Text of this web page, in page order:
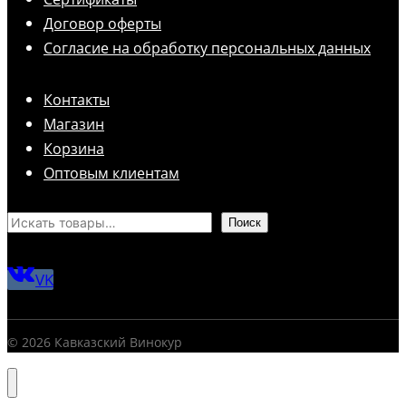
Договор оферты
Согласие на обработку персональных данных
Контакты
Магазин
Корзина
Оптовым клиентам
Поиск
VK
© 2026 Кавказский Винокур